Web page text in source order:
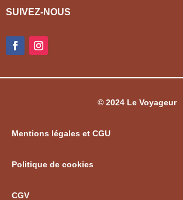
SUIVEZ-NOUS
© 2024 Le Voyageur
Mentions légales et CGU
Politique de cookies
CGV